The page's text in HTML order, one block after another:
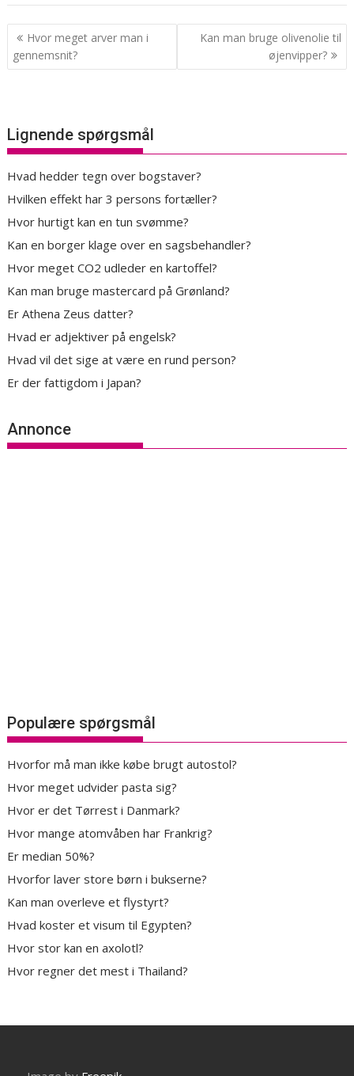
Indlægsnavigation
Hvor meget arver man i
gennemsnit?
Kan man bruge olivenolie til
øjenvipper?
Lignende spørgsmål
Hvad hedder tegn over bogstaver?
Hvilken effekt har 3 persons fortæller?
Hvor hurtigt kan en tun svømme?
Kan en borger klage over en sagsbehandler?
Hvor meget CO2 udleder en kartoffel?
Kan man bruge mastercard på Grønland?
Er Athena Zeus datter?
Hvad er adjektiver på engelsk?
Hvad vil det sige at være en rund person?
Er der fattigdom i Japan?
Annonce
Populære spørgsmål
Hvorfor må man ikke købe brugt autostol?
Hvor meget udvider pasta sig?
Hvor er det Tørrest i Danmark?
Hvor mange atomvåben har Frankrig?
Er median 50%?
Hvorfor laver store børn i bukserne?
Kan man overleve et flystyrt?
Hvad koster et visum til Egypten?
Hvor stor kan en axolotl?
Hvor regner det mest i Thailand?